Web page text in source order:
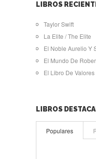
LIBROS
Taylor Swift
La Elite / The Elite
El Noble Aurelio Y
El Mundo De
El Libro De
LIBROS
Populares